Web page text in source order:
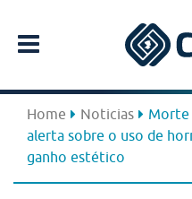
Home Noticias
Morte
alerta sobre o uso de
ganho estético